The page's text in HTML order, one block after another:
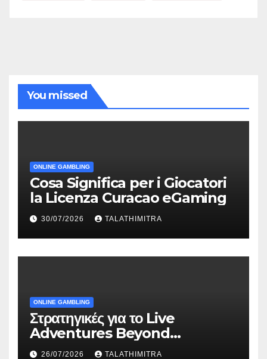
You missed
ONLINE GAMBLING
Cosa Significa per i Giocatori
la Licenza Curacao eGaming
30/07/2026 TALATHIMITRA
ONLINE GAMBLING
Στρατηγικές για το Live
Adventures Beyond
Wonderland που Στέκουν
26/07/2026 TALATHIMITRA